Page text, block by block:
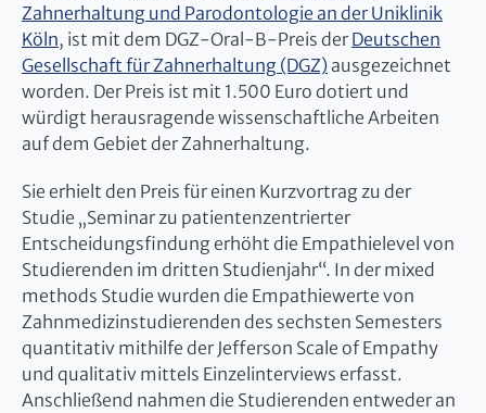
Zahnerhaltung und Parodontologie an der Uniklinik
Köln, ist mit dem DGZ-Oral-B-Preis der Deutschen
Gesellschaft für Zahnerhaltung (DGZ) ausgezeichnet
worden. Der Preis ist mit 1.500 Euro dotiert und
würdigt herausragende wissenschaftliche Arbeiten
auf dem Gebiet der Zahnerhaltung.
Sie erhielt den Preis für einen Kurzvortrag zu der
Studie „Seminar zu patientenzentrierter
Entscheidungsfindung erhöht die Empathielevel von
Studierenden im dritten Studienjahr“. In der mixed
methods Studie wurden die Empathiewerte von
Zahnmedizinstudierenden des sechsten Semesters
quantitativ mithilfe der Jefferson Scale of Empathy
und qualitativ mittels Einzelinterviews erfasst.
Anschließend nahmen die Studierenden entweder an